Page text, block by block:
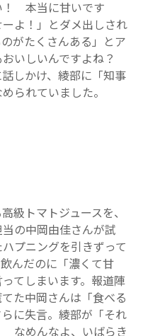
！ 本当に甘いです
よ！」とダメ出しされ
がたくさんある」とア
いしいんですよね？
しかけ、綾部に「知事
られていました。
級トマトジュースを、
の中岡由佳さんが試
プニングを引きずって
んだのに「濃くて甘
てしまいます。報道陣
た中岡さんは「食べる
に失言。綾部が「それ
なめんなよ、いばらき